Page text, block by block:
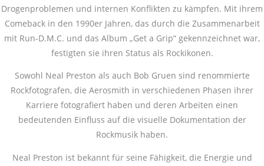
Drogenproblemen und internen Konflikten zu kämpfen. Mit ihrem
Comeback in den 1990er Jahren, das durch die Zusammenarbeit
mit Run-D.M.C. und das Album „Get a Grip“ gekennzeichnet war,
festigten sie ihren Status als Rockikonen.
Sowohl Neal Preston als auch Bob Gruen sind renommierte
Rockfotografen, die Aerosmith in verschiedenen Phasen ihrer
Karriere fotografiert haben und deren Arbeiten einen
bedeutenden Einfluss auf die visuelle Dokumentation der
Rockmusik haben.
Neal Preston ist bekannt für seine Fähigkeit, die Energie und